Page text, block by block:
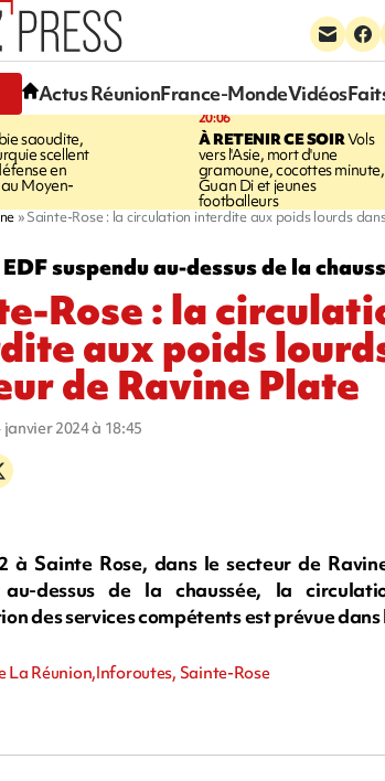
Actus RéunionFrance-MondeVidéos
saoudite,
scellent
en
Moyen-
20:06
À RETENIR CE SOIRVols
vers l'Asie, mort d'une
gramoune, cocottes minute,
Guan Di et jeunes
footballeurs
Sainte-Rose : la circulation interdite aux poids lourds
suspendu au-dessus de la
Rose : la
aux poids
de Ravine Plate
janvier 2024 à 18:45
à Sainte Rose, dans le secteur de
au-dessus de la chaussée, la
des services compétents est prévue
La Réunion,Inforoutes, Sainte-Rose